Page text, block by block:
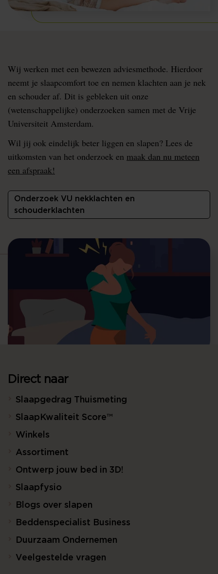
Wij werken met een bewezen adviesmethode. Hierdoor
neemt je slaapcomfort toe en nemen klachten aan je nek
en schouder af. Dit is gebleken uit onze
(wetenschappelijke) onderzoeken samen met de Vrije
Universiteit Amsterdam.
Wil jij ook eindelijk beter liggen en slapen? Lees de
uitkomsten van het onderzoek en maak dan nu meteen
een afspraak!
Onderzoek VU nekklachten en
schouderklachten
Direct naar
Slaapgedrag Thuismeting
SlaapKwaliteit Score™
Winkels
Assortiment
Ontwerp jouw bed in 3D!
Slaapfysio
Blogs over slapen
Beddenspecialist Business
Duurzaam Ondernemen
Veelgestelde vragen